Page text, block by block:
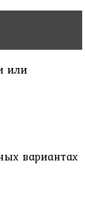
или
вариантах